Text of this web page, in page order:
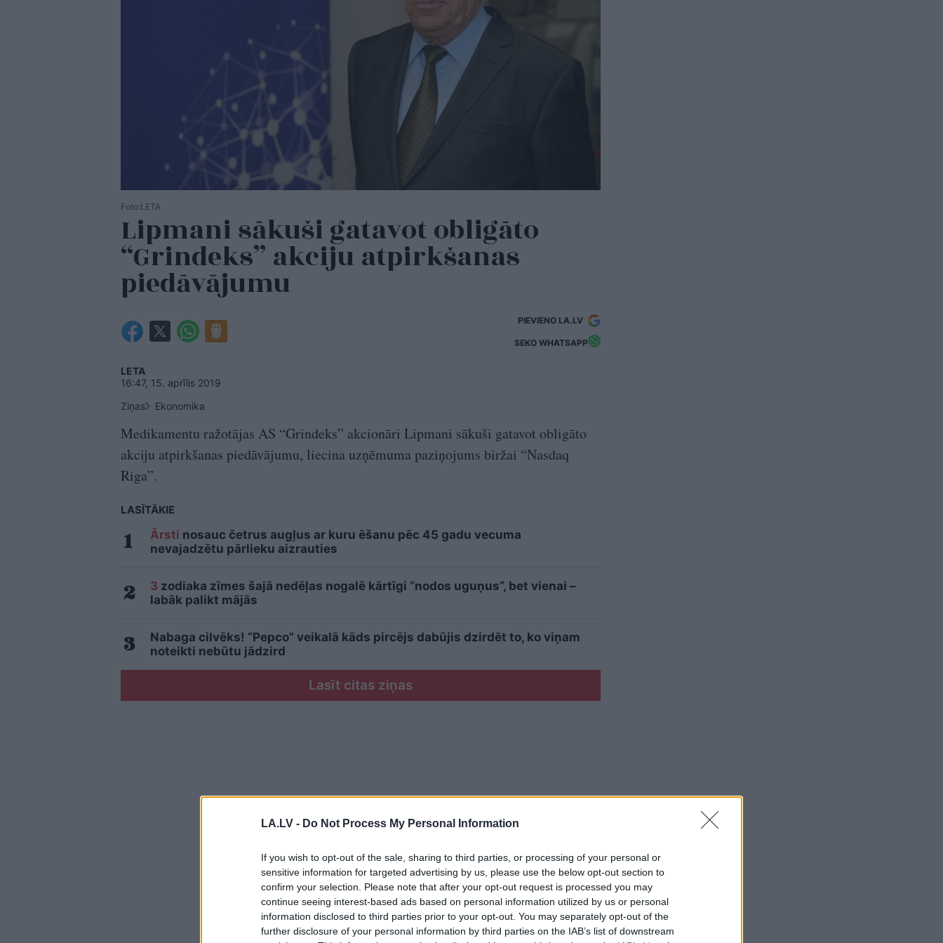
LA.LV - Do Not Process My Personal Information
If you wish to opt-out of the sale, sharing to third parties, or processing of your personal or
sensitive information for targeted advertising by us, please use the below opt-out section to
confirm your selection. Please note that after your opt-out request is processed you may
continue seeing interest-based ads based on personal information utilized by us or personal
information disclosed to third parties prior to your opt-out. You may separately opt-out of the
further disclosure of your personal information by third parties on the IAB’s list of downstream
Foto:LETA
Lipmani sākuši gatavot obligāto
“Grindeks” akciju atpirkšanas
piedāvājumu
PIEVIENO LA.LV
SEKO WHATSAPP
LETA
16:47, 15. aprīlis 2019
Ziņas
Ekonomika
Medikamentu ražotājas AS “Grindeks” akcionāri Lipmani sākuši gatavot obligāto
akciju atpirkšanas piedāvājumu, liecina uzņēmuma paziņojums biržai “Nasdaq
Riga”.
LASĪTĀKIE
Ārsti nosauc četrus augļus ar kuru ēšanu pēc 45 gadu vecuma
nevajadzētu pārlieku aizrauties
3 zodiaka zīmes šajā nedēļas nogalē kārtīgi “nodos uguņus”, bet vienai –
labāk palikt mājās
Nabaga cilvēks! “Pepco” veikalā kāds pircējs dabūjis dzirdēt to, ko viņam
noteikti nebūtu jādzird
Lasīt citas ziņas